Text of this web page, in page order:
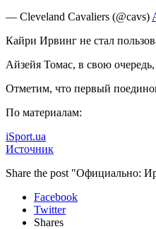
— Cleveland Cavaliers (@cavs)
Кайри Ирвинг не стал
Айзейя Томас, в свою
Отметим, что первый
По материалам:
iSport.ua
Источник
Share the post "Официально:
Facebook
Twitter
Shares